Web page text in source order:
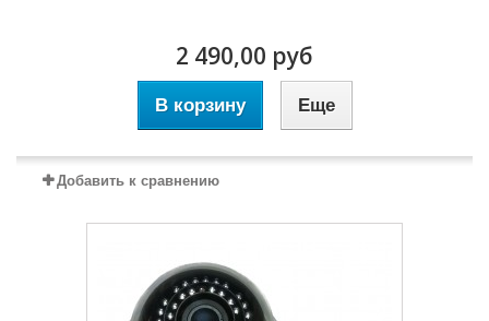
2 490,00 руб
В корзину Еще
Добавить к сравнению